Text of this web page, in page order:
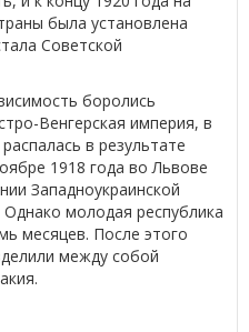
была установлена
Советской
боролись
Венгерская империя, в
в результате
1918 года во Львове
Западноукраинской
молодая республика
месяцев. После этого
между собой